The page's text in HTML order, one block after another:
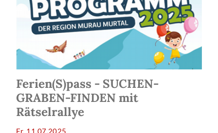
Ferien(S)pass - SUCHEN-
GRABEN-FINDEN mit
Rätselrallye
Fr, 11.07.2025